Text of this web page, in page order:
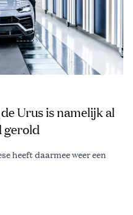
Urus is namelijk al
gerold
heeft daarmee weer een